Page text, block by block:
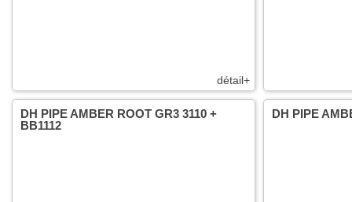
détail+
DH PIPE AMBER ROOT GR3 3110 +
BB1112
DH PIPE